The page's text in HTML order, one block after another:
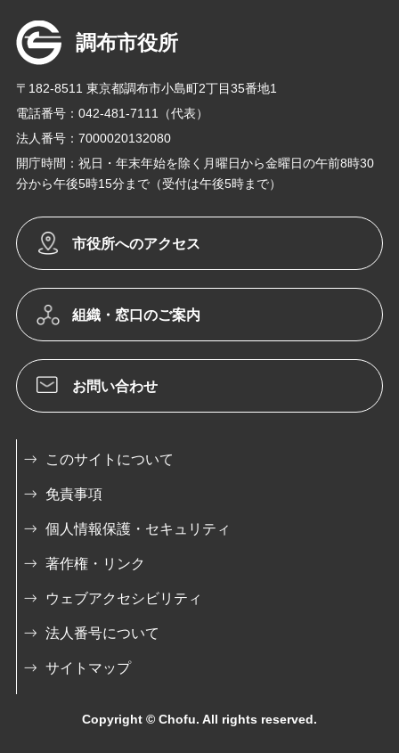
調布市役所
〒182-8511 東京都調布市小島町2丁目35番地1
電話番号：042-481-7111（代表）
法人番号：7000020132080
開庁時間：祝日・年末年始を除く月曜日から金曜日の午前8時30
分から午後5時15分まで（受付は午後5時まで）
市役所へのアクセス
組織・窓口のご案内
お問い合わせ
このサイトについて
免責事項
個人情報保護・セキュリティ
著作権・リンク
ウェブアクセシビリティ
法人番号について
サイトマップ
Copyright © Chofu. All rights reserved.